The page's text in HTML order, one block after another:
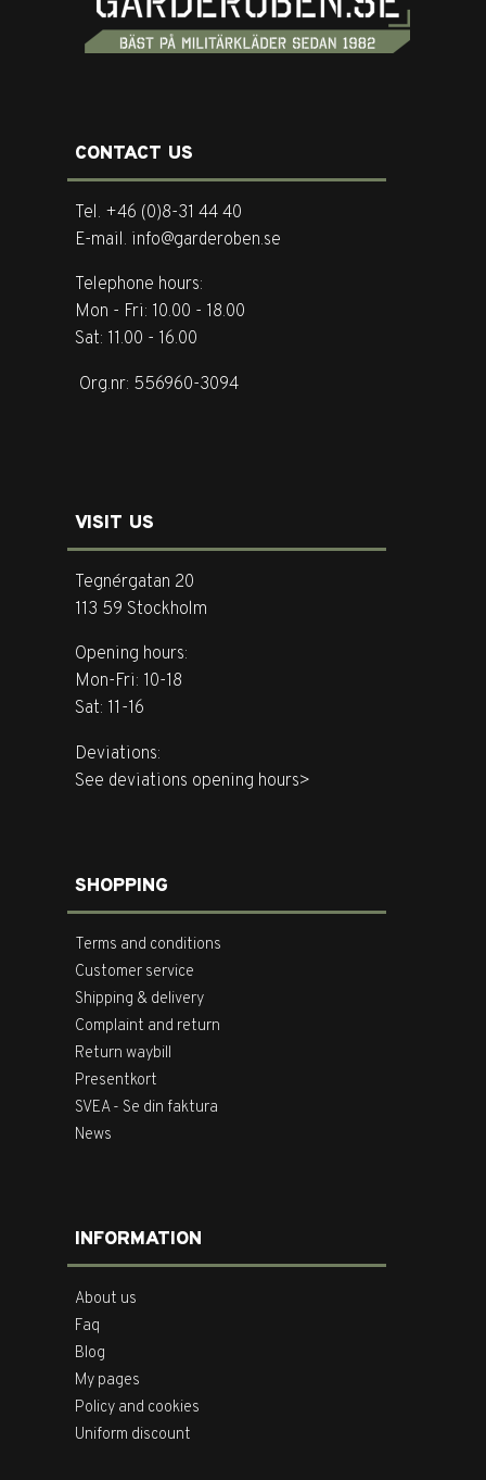
CONTACT US
Tel. +46 (0)8-31 44 40
E-mail. info@garderoben.se
Telephone hours:
Mon - Fri: 10.00 - 18.00
Sat: 11.00 - 16.00
Org.nr: 556960-3094
VISIT US
Tegnérgatan 20
113 59 Stockholm
Opening hours:
Mon-Fri: 10-18
Sat: 11-16
Deviations:
See deviations opening hours>
SHOPPING
Terms and conditions
Customer service
Shipping & delivery
Complaint and return
Return waybill
Presentkort
SVEA - Se din faktura
News
INFORMATION
About us
Faq
Blog
My pages
Policy and cookies
Uniform discount